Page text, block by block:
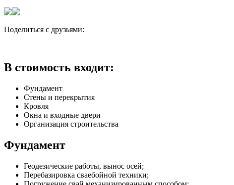
Поделиться с друзьями:
В стоимость входит:
Фундамент
Стены и перекрытия
Кровля
Окна и входные двери
Организация строительства
Фундамент
Геодезические работы, вынос осей;
Перебазировка сваебойной техники;